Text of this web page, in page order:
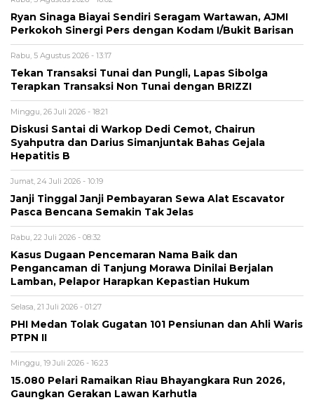
Ryan Sinaga Biayai Sendiri Seragam Wartawan, AJMI
Perkokoh Sinergi Pers dengan Kodam I/Bukit Barisan
Rabu, 5 Agustus 2026 - 13:17
Tekan Transaksi Tunai dan Pungli, Lapas Sibolga
Terapkan Transaksi Non Tunai dengan BRIZZI
Minggu, 26 Juli 2026 - 18:21
Diskusi Santai di Warkop Dedi Cemot, Chairun
Syahputra dan Darius Simanjuntak Bahas Gejala
Hepatitis B
Jumat, 24 Juli 2026 - 10:19
Janji Tinggal Janji Pembayaran Sewa Alat Escavator
Pasca Bencana Semakin Tak Jelas
Rabu, 22 Juli 2026 - 08:32
Kasus Dugaan Pencemaran Nama Baik dan
Pengancaman di Tanjung Morawa Dinilai Berjalan
Lamban, Pelapor Harapkan Kepastian Hukum
Selasa, 21 Juli 2026 - 01:27
PHI Medan Tolak Gugatan 101 Pensiunan dan Ahli Waris
PTPN II
Minggu, 19 Juli 2026 - 16:23
15.080 Pelari Ramaikan Riau Bhayangkara Run 2026,
Gaungkan Gerakan Lawan Karhutla